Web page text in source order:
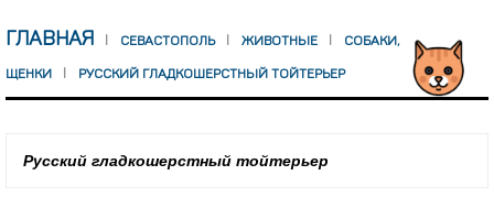
ГЛАВНАЯ СЕВАСТОПОЛЬ ЖИВОТНЫЕ СОБАКИ,
ЩЕНКИ РУССКИЙ ГЛАДКОШЕРСТНЫЙ ТОЙТЕРЬЕР
Русский гладкошерстный тойтерьер